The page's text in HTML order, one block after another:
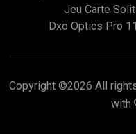
Jeu Carte
Dxo Optics Pro
Copyright ©2026 All
with